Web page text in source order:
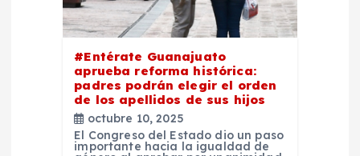
#Entérate Guanajuato
aprueba reforma histórica:
padres podrán elegir el orden
de los apellidos de sus hijos
octubre 10, 2025
El Congreso del Estado dio un paso
importante hacia la igualdad de